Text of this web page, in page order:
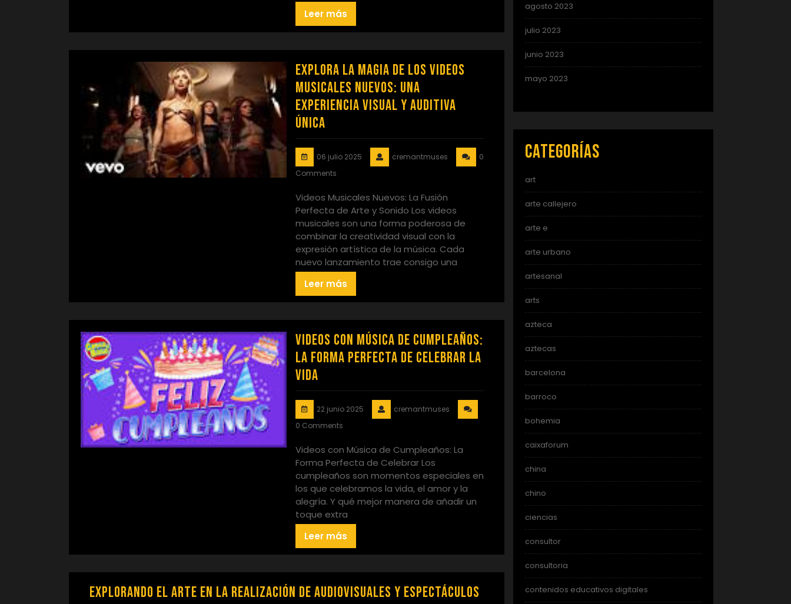
Leer más
Explora la Magia de los Videos
Musicales Nuevos: Una
Experiencia Visual y Auditiva
Única
06 julio 2025 cremantmuses
0
Comments
Videos Musicales Nuevos: La Fusión
Perfecta de Arte y Sonido Los videos
musicales son una forma poderosa de
combinar la creatividad visual con la
expresión artística de la música. Cada
nuevo lanzamiento trae consigo una
Leer más
Videos con Música de Cumpleaños:
La Forma Perfecta de Celebrar la
Vida
22 junio 2025
cremantmuses
0 Comments
Videos con Música de Cumpleaños: La
Forma Perfecta de Celebrar Los
cumpleaños son momentos especiales en
los que celebramos la vida, el amor y la
alegría. Y qué mejor manera de añadir un
toque extra
Leer más
Explorando el Arte en la Realización de Audiovisuales y Espectáculos
agosto 2023
julio 2023
junio 2023
mayo 2023
Categorías
art
arte callejero
arte e
arte urbano
artesanal
arts
azteca
aztecas
barcelona
barroco
bohemia
caixaforum
china
chino
ciencias
consultor
consultoria
contenidos educativos digitales